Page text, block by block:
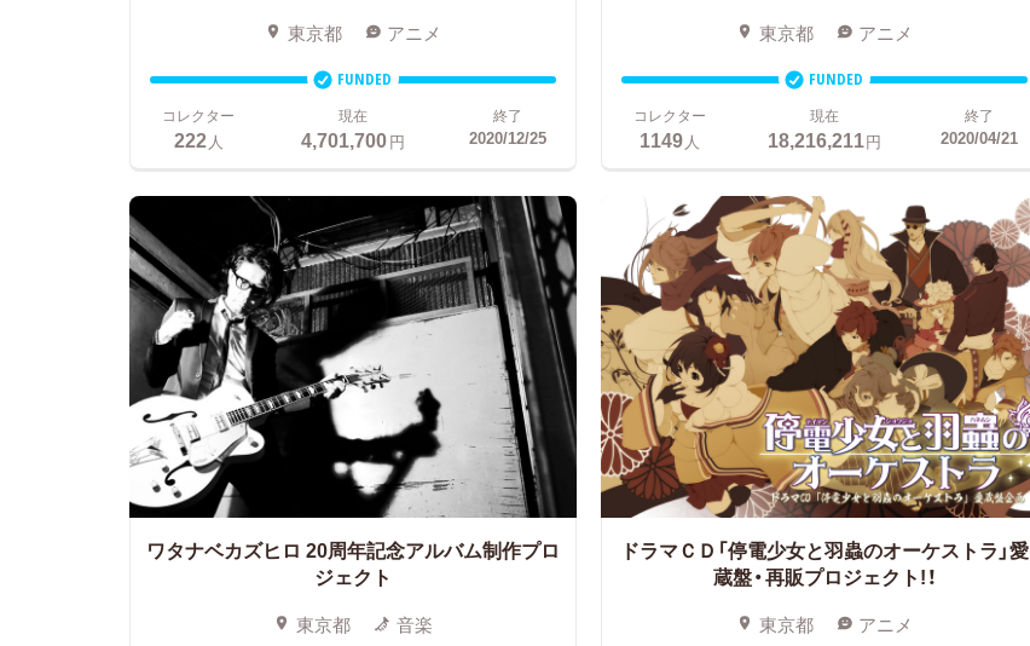
東京都 アニメ
FUNDED
コレクター
222人
現在
4,701,700円
終了
2020/12/25
東京都 アニメ
FUNDED
コレクター
1149人
現在
18,216,211円
終了
2020/04/21
ワタナベカズヒロ 20周年記念アルバム制作プロ
ジェクト
東京都 音楽
ドラマＣＤ「停電少女と羽蟲のオーケストラ」愛
蔵盤・再販プロジェクト!！
東京都 アニメ